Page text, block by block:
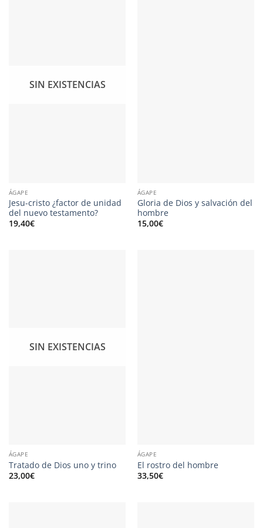
SIN EXISTENCIAS
ÁGAPE
Jesu-cristo ¿factor de unidad
del nuevo testamento?
19,40€
ÁGAPE
Gloria de Dios y salvación del
hombre
15,00€
SIN EXISTENCIAS
ÁGAPE
Tratado de Dios uno y trino
23,00€
ÁGAPE
El rostro del hombre
33,50€